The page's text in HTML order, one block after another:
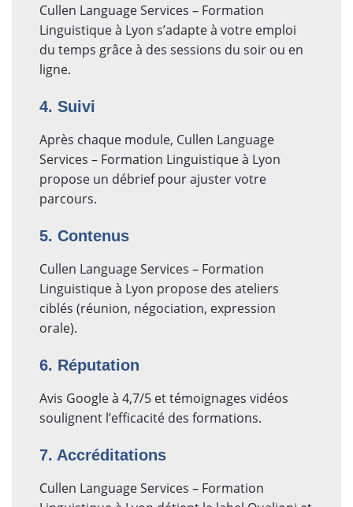
Cullen Language Services – Formation
Linguistique à Lyon s’adapte à votre emploi
du temps grâce à des sessions du soir ou en
ligne.
4. Suivi
Après chaque module, Cullen Language
Services – Formation Linguistique à Lyon
propose un débrief pour ajuster votre
parcours.
5. Contenus
Cullen Language Services – Formation
Linguistique à Lyon propose des ateliers
ciblés (réunion, négociation, expression
orale).
6. Réputation
Avis Google à 4,7/5 et témoignages vidéos
soulignent l’efficacité des formations.
7. Accréditations
Cullen Language Services – Formation